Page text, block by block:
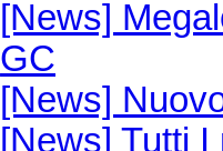
[News]
GC
[News]
[News] Tutti